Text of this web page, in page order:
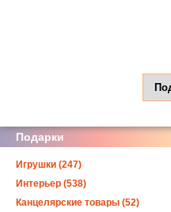
Подарки
Игрушки (247)
Интерьер (538)
Канцелярские товары (52)